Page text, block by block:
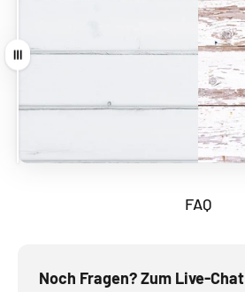
Ziehen
FAQ
Noch Fragen? Zum Live-Chat